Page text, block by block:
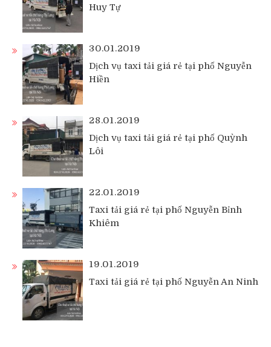
Huy Tự
30.01.2019
Dịch vụ taxi tải giá rẻ tại phố Nguyễn
Hiền
28.01.2019
Dịch vụ taxi tải giá rẻ tại phố Quỳnh
Lôi
22.01.2019
Taxi tải giá rẻ tại phố Nguyễn Bỉnh
Khiêm
19.01.2019
Taxi tải giá rẻ tại phố Nguyễn An Ninh